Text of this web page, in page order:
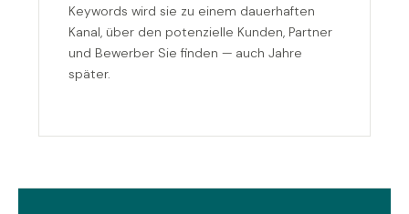
Keywords wird sie zu einem dauerhaften
Kanal, über den potenzielle Kunden, Partner
und Bewerber Sie finden — auch Jahre
später.